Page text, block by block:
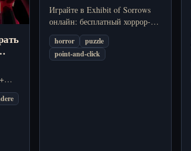
Играйте в Exhibit of Sorrows
онлайн: бесплатный хоррор-
квест в мрачном цирковом
аттракционе с тревожными
загадками и странными
horror
puzzle
point-and-click